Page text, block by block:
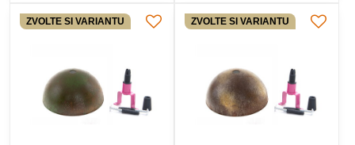
ZVOLTE SI VARIANTU ZVOLTE SI VARIANTU